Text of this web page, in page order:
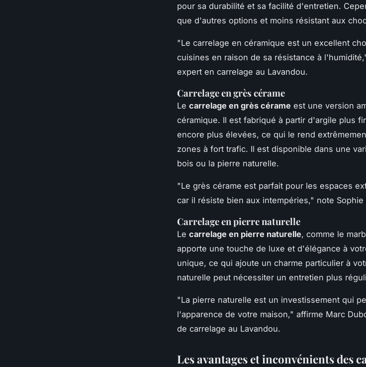
pour sa durabilité et sa facilité d'entretien.
que d'autres options et moins résistant aux
"Le carrelage en céramique est un excellent
cuisines en raison de sa résistance à
expert en carrelage au Lavandou.
Carrelage en grès cérame
Le carrelage en grès cérame est une version
céramique. Il est fabriqué à partir d'argile plus
encore plus élevées, ce qui le rend
zones à fort trafic. Il est disponible dans une
bois ou la pierre naturelle.
"Le grès cérame est parfait pour les espaces
car il résiste bien aux intempéries," note
Carrelage en pierre naturelle
Le carrelage en pierre naturelle, comme le
apporte une touche de luxe et d'élégance à
unique, ce qui ajoute un charme particulier à
naturelle peut nécessiter un entretien plus
"La pierre naturelle est un investissement qui
l'apparence de votre maison," affirme Marc
de carrelage au Lavandou.
Les avantages et inconvénients des